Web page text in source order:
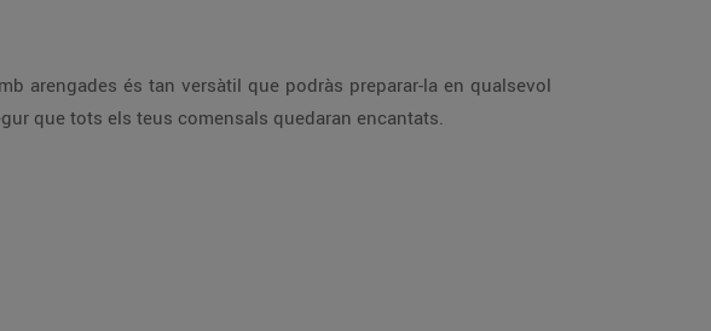
arengades és tan versàtil que podràs preparar-la en qualsevol
que tots els teus comensals quedaran encantats.